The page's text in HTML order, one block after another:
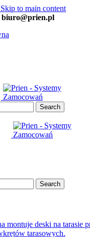
Skip to main content
biuro@prien.pl
Search
Search